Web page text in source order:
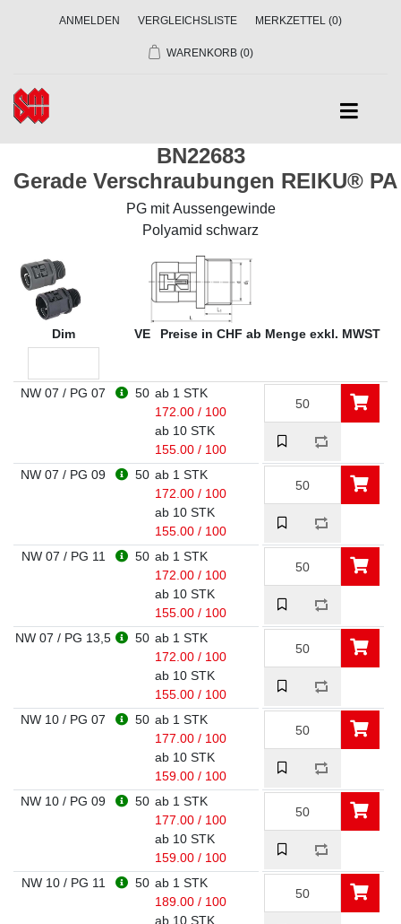
ANMELDEN VERGLEICHSLISTE MERKZETTEL (0)
WARENKORB (0)
BN22683
Gerade Verschraubungen REIKU®
PG mit Aussengewinde
Polyamid schwarz
Dim VE Preise in CHF ab Menge exkl. MWST
NW 07 / PG 07 50 ab 1 STK
172.00 / 100
ab 10 STK
155.00 / 100
NW 07 / PG 09
50 ab 1 STK
172.00 / 100
ab 10 STK
155.00 / 100
NW 07 / PG 11
50 ab 1 STK
172.00 / 100
ab 10 STK
155.00 / 100
NW 07 / PG 13,5
50 ab 1 STK
172.00 / 100
ab 10 STK
155.00 / 100
NW 10 / PG 07
50 ab 1 STK
177.00 / 100
ab 10 STK
159.00 / 100
NW 10 / PG 09
50 ab 1 STK
177.00 / 100
ab 10 STK
159.00 / 100
NW 10 / PG 11
50 ab 1 STK
189.00 / 100
ab 10 STK